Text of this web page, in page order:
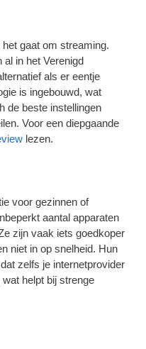
gaat om streaming.
in het Verenigd
als er eentje
is ingebouwd, wat
de beste instellingen
Voor een diepgaande
lezen.
voor gezinnen of
aantal apparaten
zijn vaak iets goedkoper
niet in op snelheid. Hun
zelfs je internetprovider
helpt bij strenge